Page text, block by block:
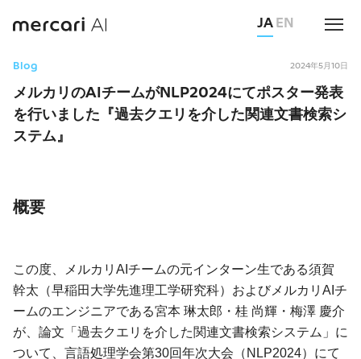
JA EN
Blog 2024年5月10日
メルカリのAIチームがNLP2024にてポスター発表
を行いました『過去クエリを介した関連文書検索シ
ステム』
概要
この度、メルカリAIチームの元インターン生である須賀
幹太（早稲田大学先進理工学研究科）およびメルカリAIチ
ームのエンジニアである宮本 琳太郎・桂 尚輝・梅澤 慶介
が、論文「過去クエリを介した関連文書検索システム」に
ついて、言語処理学会第30回年次大会（NLP2024）にて